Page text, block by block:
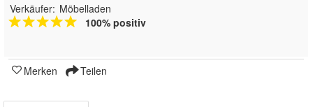
Verkäufer: Möbelladen
100% positiv
Merken Teilen